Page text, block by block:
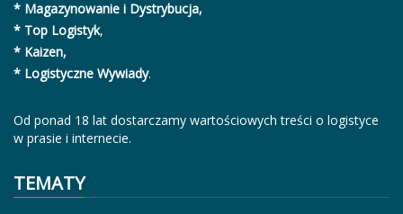
* Magazynowanie i Dystrybucja,
* Top Logistyk,
* Kaizen,
* Logistyczne Wywiady.
Od ponad 18 lat dostarczamy wartościowych treści o logistyce
w prasie i internecie.
TEMATY